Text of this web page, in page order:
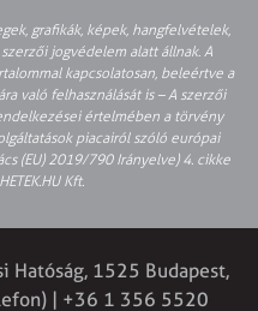
grafikák, képek, hangfelvételek,
jogvédelem alatt állnak. A
kapcsolatosan, beleértve a
való felhasználását is – A szerzői
értelmében a törvény
piacairól szóló európai
(EU) 2019/790 Irányelve) 4. cikke
Kft.
Hatóság, 1525 Budapest,
| +36 1 356 5520